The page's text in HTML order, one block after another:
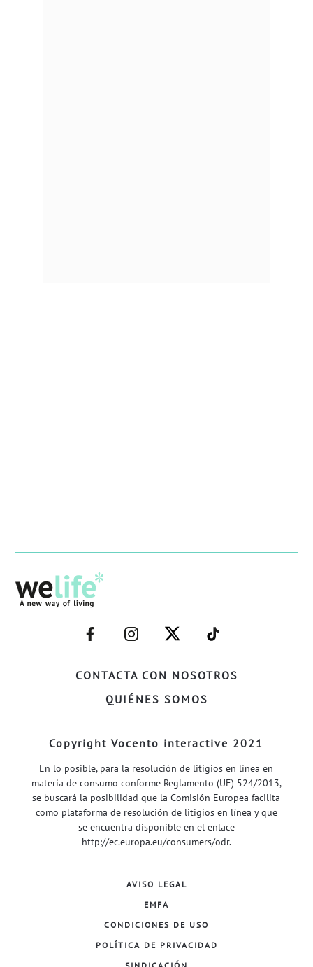
CONTACTA CON NOSOTROS
QUIÉNES SOMOS
–
FACEBOOK–
–
INSTAGRAM–
–
TWITTER–
–
WELIFE–
Copyright Vocento interactive 2021
En lo posible, para la resolución de litigios en línea en
materia de consumo conforme Reglamento (UE) 524/2013,
se buscará la posibilidad que la Comisión Europea facilita
como plataforma de resolución de litigios en línea y que
se encuentra disponible en el enlace
http://ec.europa.eu/consumers/odr.
AVISO LEGAL
EMFA
CONDICIONES DE USO
POLÍTICA DE PRIVACIDAD